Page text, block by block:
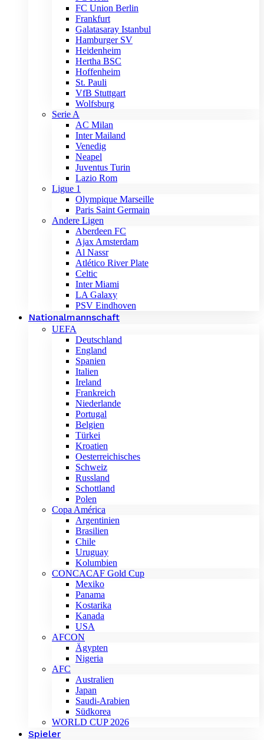
FC Union Berlin
Frankfurt
Galatasaray Istanbul
Hamburger SV
Heidenheim
Hertha BSC
Hoffenheim
St. Pauli
VfB Stuttgart
Wolfsburg
Serie A
AC Milan
Inter Mailand
Venedig
Neapel
Juventus Turin
Lazio Rom
Ligue 1
Olympique Marseille
Paris Saint Germain
Andere Ligen
Aberdeen FC
Ajax Amsterdam
Al Nassr
Atlético River Plate
Celtic
Inter Miami
LA Galaxy
PSV Eindhoven
Nationalmannschaft
UEFA
Deutschland
England
Spanien
Italien
Ireland
Frankreich
Niederlande
Portugal
Belgien
Türkei
Kroatien
Oesterreichisches
Schweiz
Russland
Schottland
Polen
Copa América
Argentinien
Brasilien
Chile
Uruguay
Kolumbien
CONCACAF Gold Cup
Mexiko
Panama
Kostarika
Kanada
USA
AFCON
Ägypten
Nigeria
AFC
Australien
Japan
Saudi-Arabien
Südkorea
WORLD CUP 2026
Spieler